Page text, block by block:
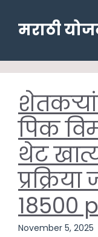
contentमराठी
पिक
थेट
18500
November 5, 2025